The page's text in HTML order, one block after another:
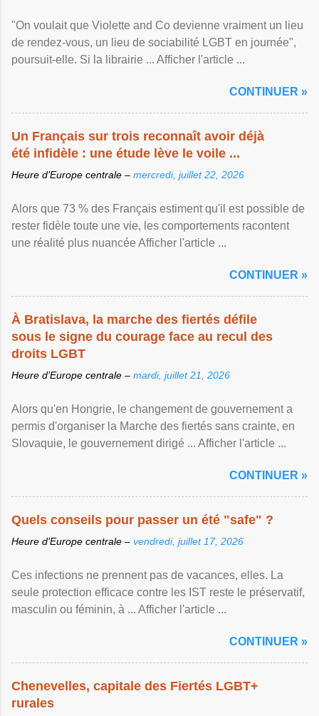
"On voulait que Violette and Co devienne vraiment un lieu
de rendez-vous, un lieu de sociabilité LGBT en journée",
poursuit-elle. Si la librairie ... Afficher l'article ...
CONTINUER »
Un Français sur trois reconnaît avoir déjà
été infidèle : une étude lève le voile ...
Heure d’Europe centrale – mercredi, juillet 22, 2026
Alors que 73 % des Français estiment qu'il est possible de
rester fidèle toute une vie, les comportements racontent
une réalité plus nuancée Afficher l'article ...
CONTINUER »
À Bratislava, la marche des fiertés défile
sous le signe du courage face au recul des
droits LGBT
Heure d’Europe centrale – mardi, juillet 21, 2026
Alors qu'en Hongrie, le changement de gouvernement a
permis d'organiser la Marche des fiertés sans crainte, en
Slovaquie, le gouvernement dirigé ... Afficher l'article ...
CONTINUER »
Quels conseils pour passer un été "safe" ?
Heure d’Europe centrale – vendredi, juillet 17, 2026
Ces infections ne prennent pas de vacances, elles. La
seule protection efficace contre les IST reste le préservatif,
masculin ou féminin, à ... Afficher l'article ...
CONTINUER »
Chenevelles, capitale des Fiertés LGBT+
rurales